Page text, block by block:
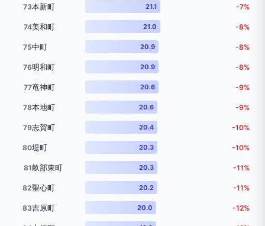
73本新町 21.1 -7%
74美和町 21.0 -8%
75中町 20.9 -8%
76明和町 20.9 -8%
77竜神町 20.6 -9%
78本地町 20.6 -9%
79志賀町 20.4 -10%
80堤町 20.3 -10%
81畝部東町 20.3 -11%
82聖心町 20.2 -11%
83吉原町 20.0 -12%